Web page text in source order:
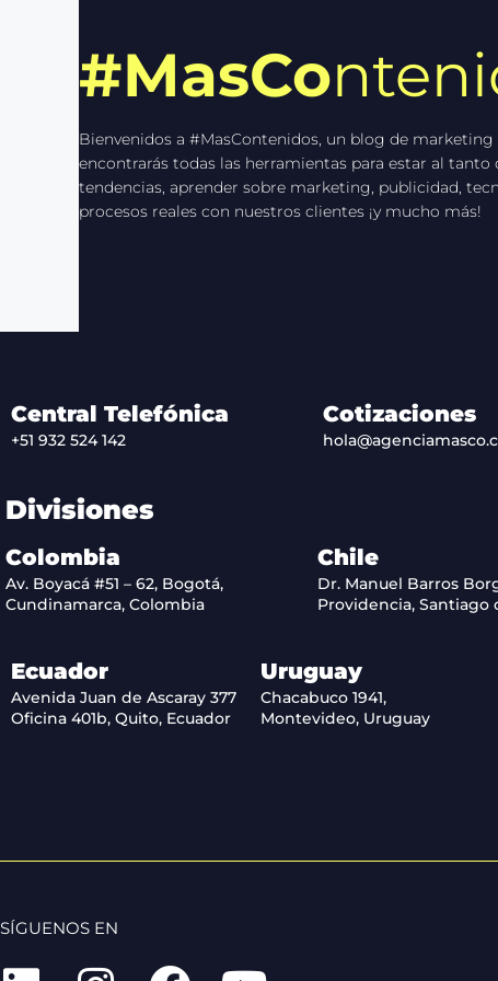
#MasCo
Bienvenidos a #MasContenidos, un blog de
encontrarás todas las herramientas para estar al tanto
tendencias, aprender sobre marketing, publicidad,
procesos reales con nuestros clientes ¡y mucho más!
Central Telefónica
+51 932 524 142
Cotizaciones
Divisiones
Colombia
Av. Boyacá #51 – 62, Bogotá,
Cundinamarca, Colombia
Chile
Dr. Manuel Barros
Providencia, Santiago
Ecuador
Avenida Juan de Ascaray 377
Oficina 401b, Quito, Ecuador
Uruguay
Chacabuco 1941,
Montevideo, Uruguay
SÍGUENOS EN